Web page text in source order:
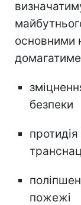
основними
безпеки
пожежі